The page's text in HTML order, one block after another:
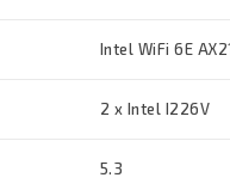
Intel WiFi 6E
2 x Intel I226V
5.3